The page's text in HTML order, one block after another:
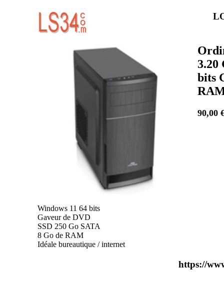
3.20
bits
90,00
Windows 11 64 bits
Gaveur de DVD
SSD 250 Go SATA
8 Go de RAM
Idéale bureautique / internet
https://